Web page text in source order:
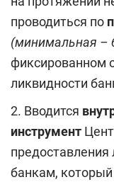
проводиться по
(минимальная –
фиксированном
ликвидности
2. Вводится
инструмент
банкам, который